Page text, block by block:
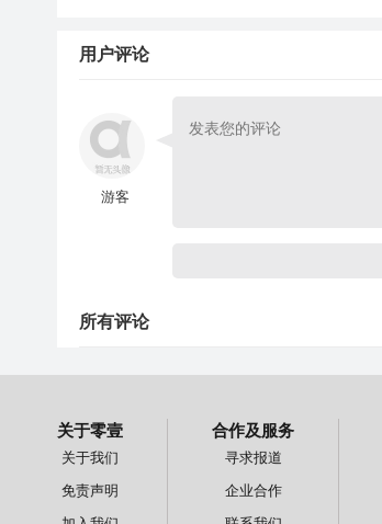
用户评论
游客
所有评论
关于零壹
关于我们
免责声明
合作及服务
寻求报道
企业合作